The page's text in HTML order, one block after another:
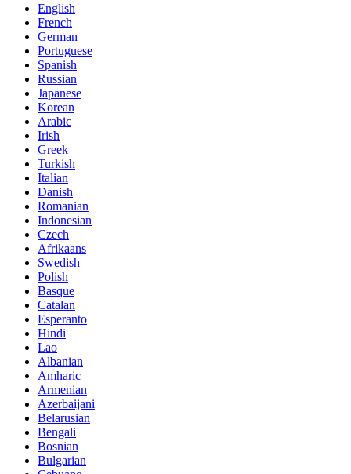
English
French
German
Portuguese
Spanish
Russian
Japanese
Korean
Arabic
Irish
Greek
Turkish
Italian
Danish
Romanian
Indonesian
Czech
Afrikaans
Swedish
Polish
Basque
Catalan
Esperanto
Hindi
Lao
Albanian
Amharic
Armenian
Azerbaijani
Belarusian
Bengali
Bosnian
Bulgarian